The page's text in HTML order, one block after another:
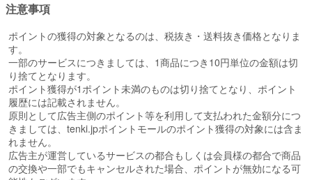
注意事項
ポイントの獲得の対象となるのは、税抜き・送料抜き価格となりま
す。
一部のサービスにつきましては、1商品につき10円単位の金額は切
り捨てとなります。
ポイント獲得が1ポイント未満のものは切り捨てとなり、ポイント
履歴には記載されません。
原則として広告主側のポイント等を利用して支払われた金額分につ
きましては、tenki.jpポイントモールのポイント獲得の対象には含ま
れません。
広告主が運営しているサービスの都合もしくは会員様の都合で商品
の交換や一部でもキャンセルされた場合、ポイントが無効になる可